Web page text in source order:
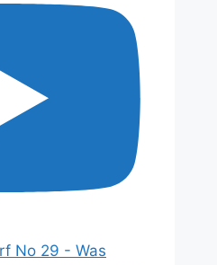
No 29 - Was